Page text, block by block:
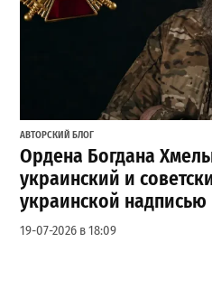
АВТОРСКИЙ БЛОГ
Ордена Богдана
украинский и
украинской надписью
19-07-2026 в 18:09